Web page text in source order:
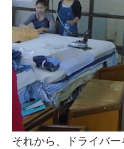
それから、ドライバ